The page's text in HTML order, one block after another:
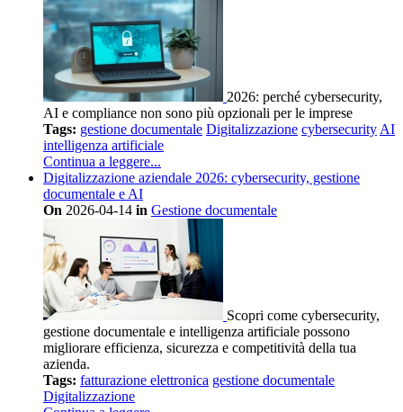
2026: perché cybersecurity,
AI e compliance non sono più opzionali per le imprese
Tags: gestione documentale Digitalizzazione cybersecurity AI
intelligenza artificiale
Continua a leggere...
Digitalizzazione aziendale 2026: cybersecurity, gestione
documentale e AI
On 2026-04-14 in Gestione documentale
Scopri come cybersecurity,
gestione documentale e intelligenza artificiale possono
migliorare efficienza, sicurezza e competitività della tua
azienda.
Tags: fatturazione elettronica gestione documentale
Digitalizzazione